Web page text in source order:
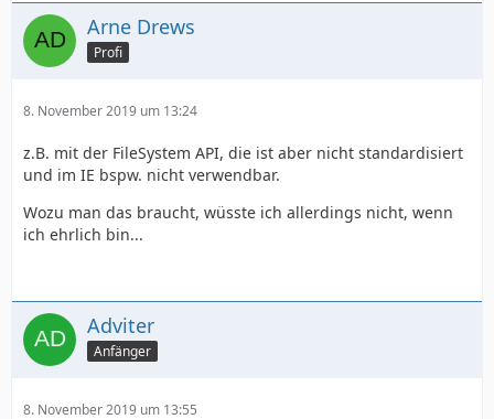
Arne Drews
Profi
8. November 2019 um 13:24
z.B. mit der FileSystem API, die ist aber nicht standardisiert
und im IE bspw. nicht verwendbar.
Wozu man das braucht, wüsste ich allerdings nicht, wenn
ich ehrlich bin...
Adviter
Anfänger
8. November 2019 um 13:55